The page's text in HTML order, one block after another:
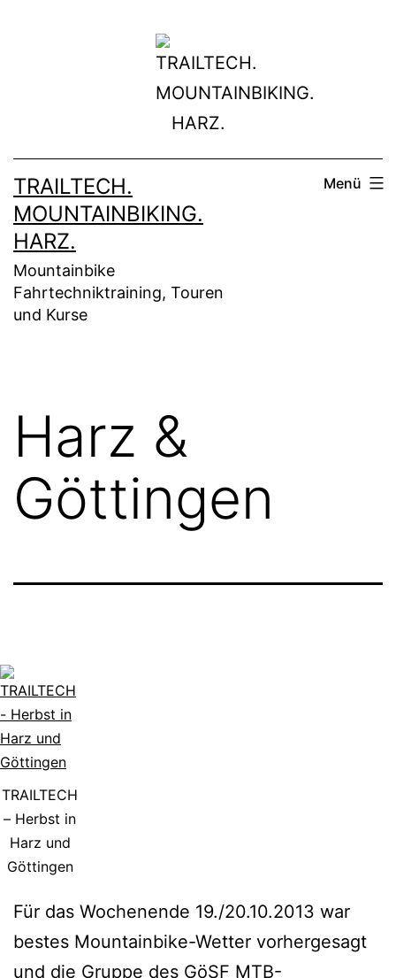
TRAILTECH.
MOUNTAINBIKING.
HARZ.
Mountainbike
Fahrtechniktraining, Touren
und Kurse
Menü
Harz &
Göttingen
TRAILTECH
– Herbst in
Harz und
Göttingen
Für das Wochenende 19./20.10.2013 war
bestes Mountainbike-Wetter vorhergesagt
und die Gruppe des GöSF MTB-